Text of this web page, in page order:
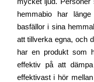
hemmabio har
basfällor i sina
att tillverka egna, och
har en produkt som
effektiv på att
effektivast i hör